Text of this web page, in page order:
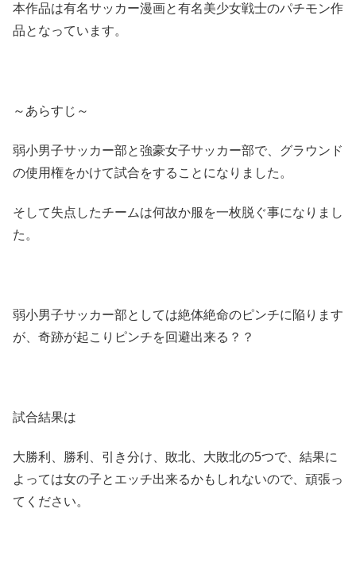
本作品は有名サッカー漫画と有名美少女戦士のパチモン作
品となっています。
～あらすじ～
弱小男子サッカー部と強豪女子サッカー部で、グラウンド
の使用権をかけて試合をすることになりました。
そして失点したチームは何故か服を一枚脱ぐ事になりまし
た。
弱小男子サッカー部としては絶体絶命のピンチに陥ります
が、奇跡が起こりピンチを回避出来る？？
試合結果は
大勝利、勝利、引き分け、敗北、大敗北の5つで、結果に
よっては女の子とエッチ出来るかもしれないので、頑張っ
てください。